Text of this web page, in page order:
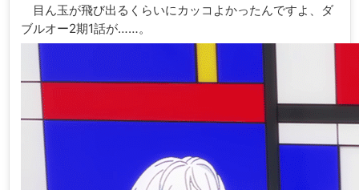
目ん玉が飛び出るくらいにカッコよかったんですよ、ダ
ブルオー2期1話が……。